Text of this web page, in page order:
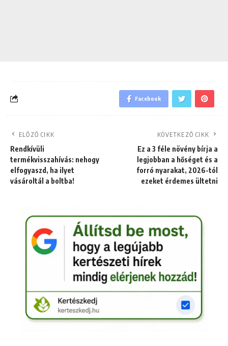
Facebook
ELŐZŐ CIKK
Rendkívüli
termékvisszahívás: nehogy
elfogyaszd, ha ilyet
vásároltál a boltba!
KÖVETKEZŐ CIKK
Ez a 3 féle növény bírja a
legjobban a hőséget és a
forró nyarakat, 2026-tól
ezeket érdemes ültetni